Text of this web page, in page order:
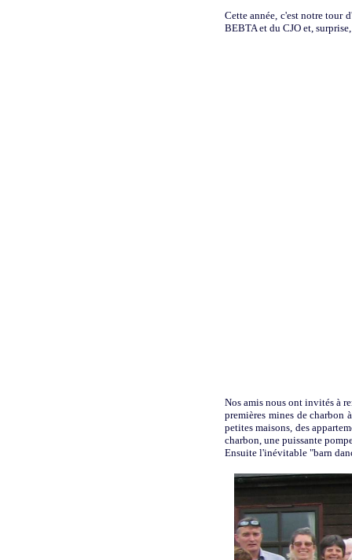
Cette année, c'est notre tour
BEBTA et du CJO et,
Nos amis nous ont invités à
premières mines de charbon
petites maisons, des
charbon, une puissante
Ensuite l'inévitable "barn